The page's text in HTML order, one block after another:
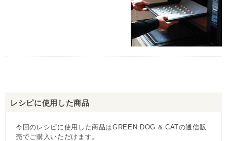
レシピに使用した商品
今回のレシピに使用した商品はGREEN DOG & CATの通信販
売でご購入いただけます。